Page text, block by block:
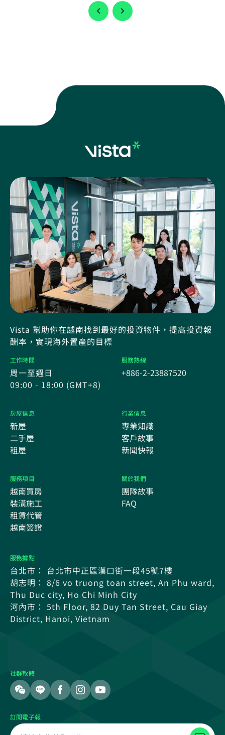
Vista 幫助你在越南找到最好的投資物件，提高投資報
酬率，實現海外置產的目標
工作時間
周一至週日
09:00 - 18:00 (GMT+8)
服務熱線
+886-2-23887520
房屋信息
新屋
二手屋
租屋
行業信息
專業知識
客戶故事
新聞快報
服務項目
越南買房
裝潢施工
租賃代管
越南簽證
關於我們
團隊故事
FAQ
服務據點
台北市： 台北市中正區漢口街一段45號7樓
胡志明： 8/6 vo truong toan street, An Phu ward,
Thu Duc city, Ho Chi Minh City
河內市： 5th Floor, 82 Duy Tan Street, Cau Giay
District, Hanoi, Vietnam
社群軟體
訂閱電子報